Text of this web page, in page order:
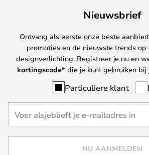
Nieuwsbrief
Ontvang als eerste onze beste
promoties en de nieuwste trends
designverlichting. Registreer je nu en
kortingscode* die je kunt gebruiken bij
Particuliere klant
NU AANMELDEN